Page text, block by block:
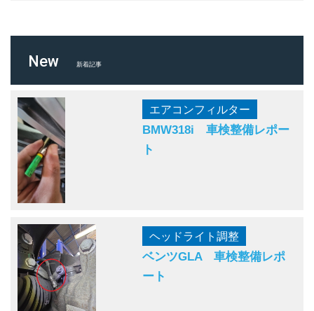
New 新着記事
エアコンフィルター
BMW318i 車検整備レポー
ト
ヘッドライト調整
ベンツGLA 車検整備レポ
ート